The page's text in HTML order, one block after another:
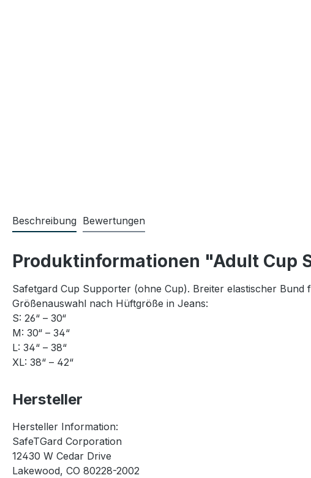
Beschreibung Bewertungen
Produktinformationen "Adult Cup
Safetgard Cup Supporter (ohne Cup). Breiter elastischer
Größenauswahl nach Hüftgröße in Jeans:
S: 26“ – 30“
M: 30“ – 34“
L: 34“ – 38“
XL: 38“ – 42“
Hersteller
Hersteller Information:
SafeTGard Corporation
12430 W Cedar Drive
Lakewood, CO 80228-2002